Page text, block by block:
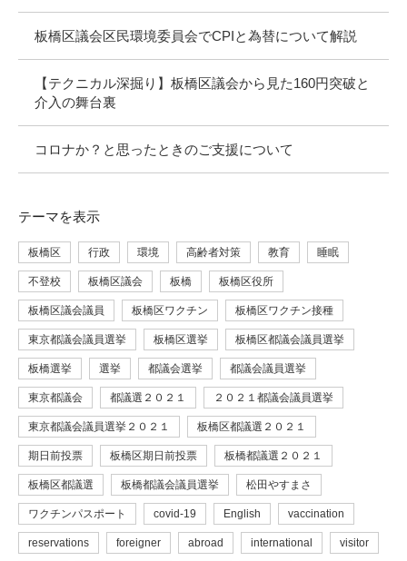
板橋区議会区民環境委員会でCPIと為替について解説
【テクニカル深掘り】板橋区議会から見た160円突破と
介入の舞台裏
コロナか？と思ったときのご支援について
テーマを表示
板橋区 行政 環境 高齢者対策 教育 睡眠
不登校 板橋区議会 板橋 板橋区役所
板橋区議会議員 板橋区ワクチン 板橋区ワクチン接種
東京都議会議員選挙 板橋区選挙 板橋区都議会議員選挙
板橋選挙 選挙 都議会選挙 都議会議員選挙
東京都議会 都議選２０２１ ２０２１都議会議員選挙
東京都議会議員選挙２０２１ 板橋区都議選２０２１
期日前投票 板橋区期日前投票 板橋都議選２０２１
板橋区都議選 板橋都議会議員選挙 松田やすまさ
ワクチンパスポート covid-19 English vaccination
reservations foreigner abroad international visitor